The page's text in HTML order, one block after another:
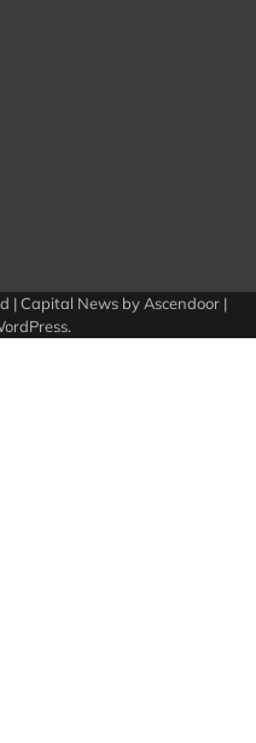
| Capital News by Ascendoor |
.